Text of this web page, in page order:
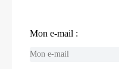
Mon e-mail :